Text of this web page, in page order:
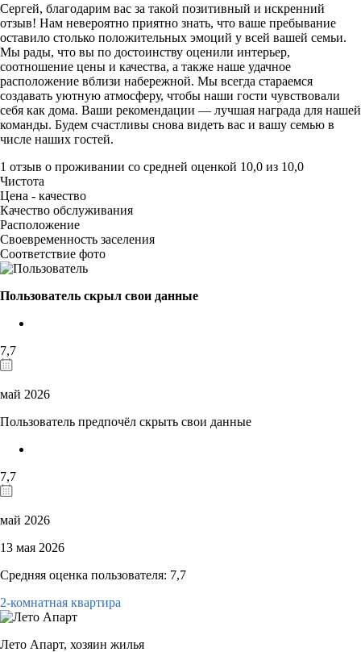
Сергей, благодарим вас за такой позитивный и искренний
отзыв! Нам невероятно приятно знать, что ваше пребывание
оставило столько положительных эмоций у всей вашей семьи.
Мы рады, что вы по достоинству оценили интерьер,
соотношение цены и качества, а также наше удачное
расположение вблизи набережной. Мы всегда стараемся
создавать уютную атмосферу, чтобы наши гости чувствовали
себя как дома. Ваши рекомендации — лучшая награда для нашей
команды. Будем счастливы снова видеть вас и вашу семью в
числе наших гостей.
1 отзыв о проживании со средней оценкой 10,0 из 10,0
Чистота
Цена - качество
Качество обслуживания
Расположение
Своевременность заселения
Соответствие фото
Пользователь скрыл свои данные
7,7
май 2026
Пользователь предпочёл скрыть свои данные
7,7
май 2026
13 мая 2026
Средняя оценка пользователя: 7,7
2-комнатная квартира
Лето Апарт, хозяин жилья